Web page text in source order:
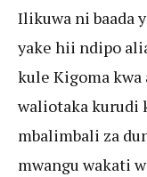
Ilikuwa ni baada
yake hii ndipo
kule Kigoma kwa
waliotaka kurudi
mbalimbali za
mwangu wakati